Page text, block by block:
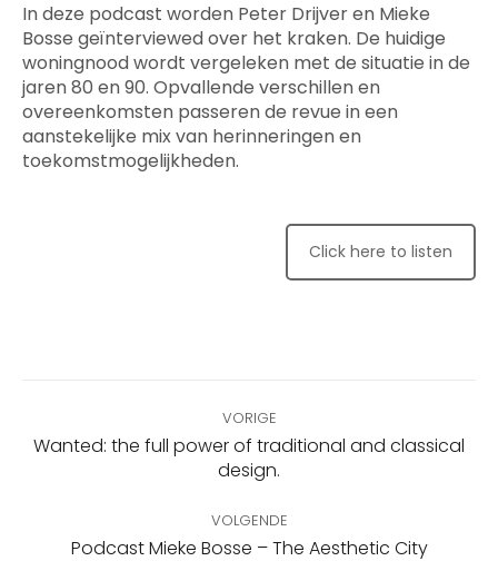
In deze podcast worden Peter Drijver en Mieke
Bosse geïnterviewed over het kraken. De huidige
woningnood wordt vergeleken met de situatie in de
jaren 80 en 90. Opvallende verschillen en
overeenkomsten passeren de revue in een
aanstekelijke mix van herinneringen en
toekomstmogelijkheden.
Click here to listen
navigatie
VORIGE
Vorig
bericht
Wanted: the full power of traditional and classical
design.
VOLGENDE
Volgend
Podcast Mieke Bosse – The Aesthetic City